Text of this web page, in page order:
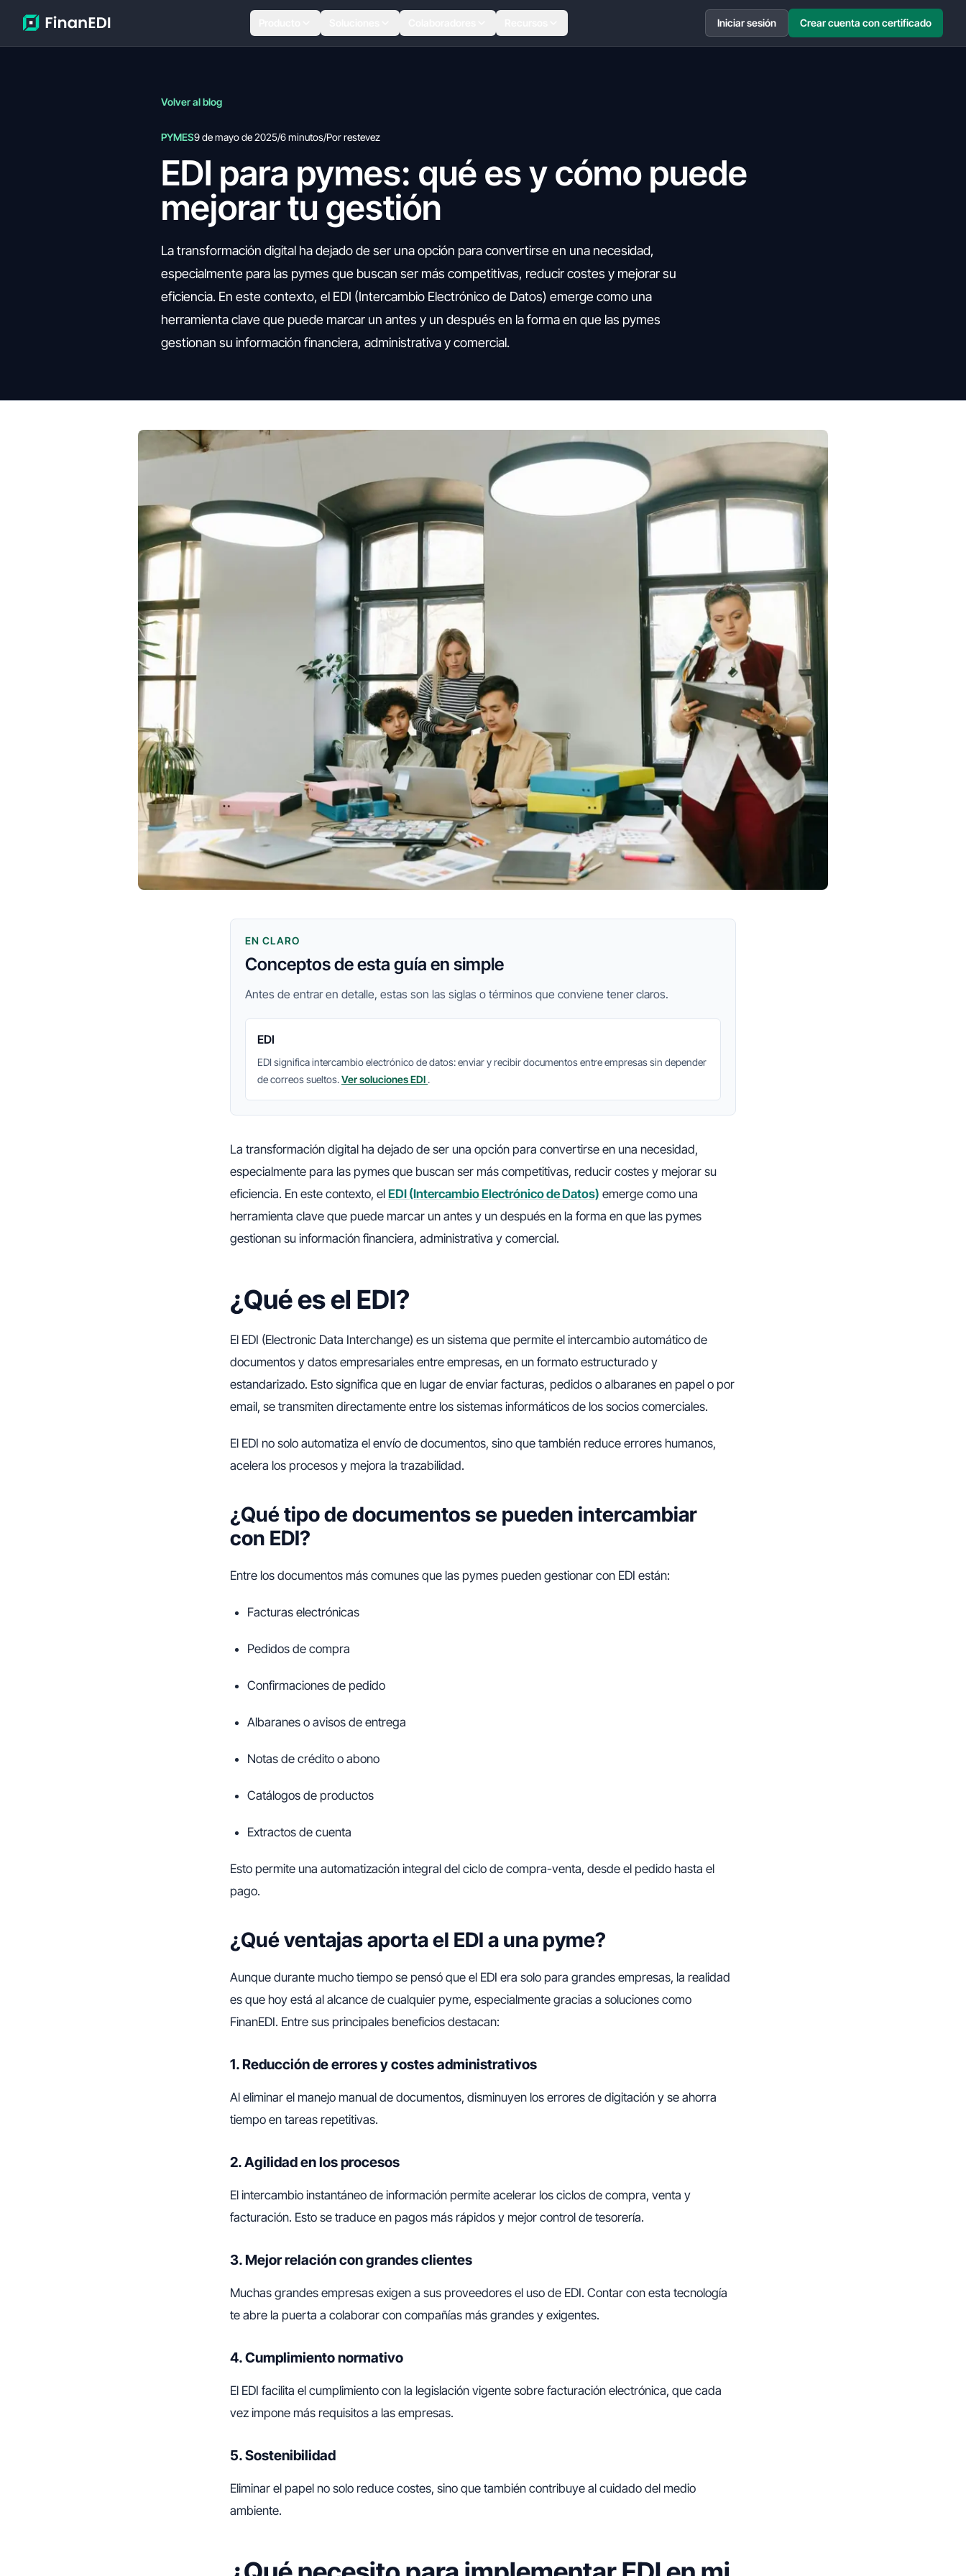
Iniciar sesión Crear cuenta con certificado
Volver al blog
PYMES9 de mayo de 2025/6 minutos/Por restevez
EDI para pymes: qué es y cómo puede
mejorar tu gestión
La transformación digital ha dejado de ser una opción para convertirse en una necesidad,
especialmente para las pymes que buscan ser más competitivas, reducir costes y mejorar su
eficiencia. En este contexto, el EDI (Intercambio Electrónico de Datos) emerge como una
herramienta clave que puede marcar un antes y un después en la forma en que las pymes
gestionan su información financiera, administrativa y comercial.
EN CLARO
Conceptos de esta guía en simple
Antes de entrar en detalle, estas son las siglas o términos que conviene tener claros.
EDI
EDI significa intercambio electrónico de datos: enviar y recibir documentos entre empresas sin depender
de correos sueltos.Ver soluciones EDI .
La transformación digital ha dejado de ser una opción para convertirse en una necesidad,
especialmente para las pymes que buscan ser más competitivas, reducir costes y mejorar su
eficiencia. En este contexto, el EDI (Intercambio Electrónico de Datos) emerge como una
herramienta clave que puede marcar un antes y un después en la forma en que las pymes
gestionan su información financiera, administrativa y comercial.
¿Qué es el EDI?
El EDI (Electronic Data Interchange) es un sistema que permite el intercambio automático de
documentos y datos empresariales entre empresas, en un formato estructurado y
estandarizado. Esto significa que en lugar de enviar facturas, pedidos o albaranes en papel o por
email, se transmiten directamente entre los sistemas informáticos de los socios comerciales.
El EDI no solo automatiza el envío de documentos, sino que también reduce errores humanos,
acelera los procesos y mejora la trazabilidad.
¿Qué tipo de documentos se pueden intercambiar
con EDI?
Entre los documentos más comunes que las pymes pueden gestionar con EDI están:
Facturas electrónicas
Pedidos de compra
Confirmaciones de pedido
Albaranes o avisos de entrega
Notas de crédito o abono
Catálogos de productos
Extractos de cuenta
Esto permite una automatización integral del ciclo de compra-venta, desde el pedido hasta el
pago.
¿Qué ventajas aporta el EDI a una pyme?
Aunque durante mucho tiempo se pensó que el EDI era solo para grandes empresas, la realidad
es que hoy está al alcance de cualquier pyme, especialmente gracias a soluciones como
FinanEDI. Entre sus principales beneficios destacan:
1. Reducción de errores y costes administrativos
Al eliminar el manejo manual de documentos, disminuyen los errores de digitación y se ahorra
tiempo en tareas repetitivas.
2. Agilidad en los procesos
El intercambio instantáneo de información permite acelerar los ciclos de compra, venta y
facturación. Esto se traduce en pagos más rápidos y mejor control de tesorería.
3. Mejor relación con grandes clientes
Muchas grandes empresas exigen a sus proveedores el uso de EDI. Contar con esta tecnología
te abre la puerta a colaborar con compañías más grandes y exigentes.
4. Cumplimiento normativo
El EDI facilita el cumplimiento con la legislación vigente sobre facturación electrónica, que cada
vez impone más requisitos a las empresas.
5. Sostenibilidad
Eliminar el papel no solo reduce costes, sino que también contribuye al cuidado del medio
ambiente.